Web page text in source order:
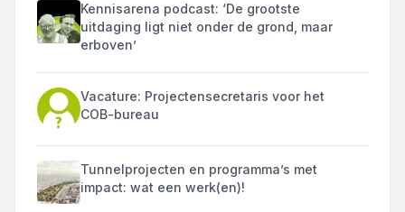
Kennisarena podcast: ‘De grootste
uitdaging ligt niet onder de grond, maar
erboven’
Vacature: Projectensecretaris voor het
COB-bureau
Tunnelprojecten en programma’s met
impact: wat een werk(en)!